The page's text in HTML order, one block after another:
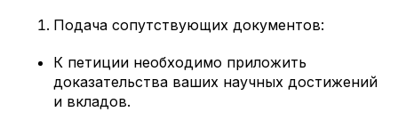
Подача сопутствующих документов:
К петиции необходимо приложить
доказательства ваших научных достижений
и вкладов.